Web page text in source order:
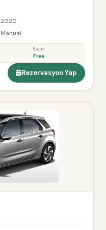
2020
Manual
Basic
Free
Rezervasyon Yap